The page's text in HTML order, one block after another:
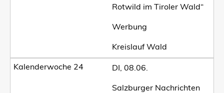
Rotwild im Tiroler Wald“
Werbung
Kreislauf Wald
DI, 08.06.
Salzburger Nachrichten